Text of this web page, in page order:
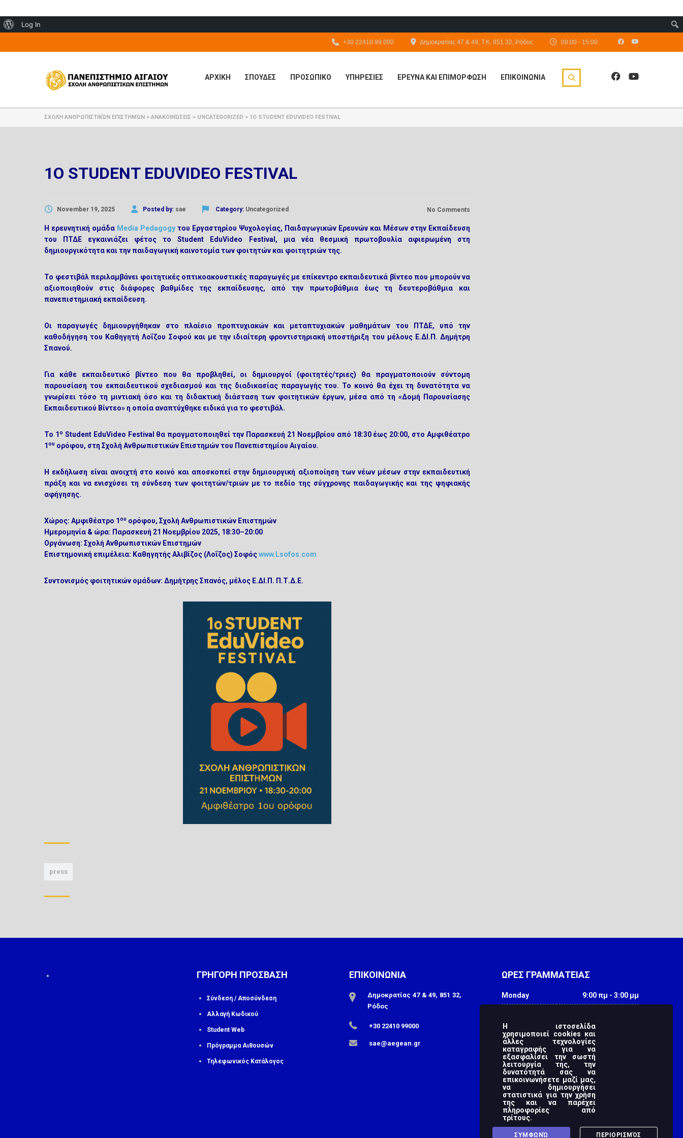
About
Log In
09:00 - 15:00
Δημοκρατίας 47 & 49, Τ.Κ. 851 32, Ρόδος
+30 22410 99 000
ΑΡΧΙΚΗ ΣΠΟΥΔΕΣ ΠΡΟΣΩΠΙΚΟ ΥΠΗΡΕΣΙΕΣ ΕΡΕΥΝΑ ΚΑΙ ΕΠΙΜΟΡΦΩΣΗ ΕΠΙΚΟΙΝΩΝΙΑ
ΣΧΟΛΉ ΑΝΘΡΩΠΙΣΤΙΚΏΝ ΕΠΙΣΤΗΜΏΝ > ΑΝΑΚΟΙΝΏΣΕΙΣ > UNCATEGORIZED > 1Ο STUDENT EDUVIDEO FESTIVAL
1Ο STUDENT EDUVIDEO FESTIVAL
November 19, 2025 Posted by: sae Category: Uncategorized No Comments
Η ερευνητική ομάδα Media Pedagogy του Εργαστηρίου Ψυχολογίας, Παιδαγωγικών Ερευνών και Μέσων στην Εκπαίδευση
του ΠΤΔΕ εγκαινιάζει φέτος τοStudent EduVideo Festival , μια νέα θεσμική πρωτοβουλία αφιερωμένη στη
δημιουργικότητα και την παιδαγωγική καινοτομία των φοιτητών και φοιτητριών της.
Το φεστιβάλ περιλαμβάνει φοιτητικές οπτικοακουστικές παραγωγές με επίκεντρο εκπαιδευτικά βίντεο που μπορούν να
αξιοποιηθούν στις διάφορες βαθμίδες της εκπαίδευσης, από την πρωτοβάθμια έως τη δευτεροβάθμια και
πανεπιστημιακή εκπαίδευση.
Οι παραγωγές δημιουργήθηκαν στο πλαίσιο προπτυχιακών και μεταπτυχιακών μαθημάτων του ΠΤΔΕ, υπό την
καθοδήγηση του Καθηγητή Λοΐζου Σοφού και με την ιδιαίτερη φροντιστηριακή υποστήριξη του μέλους Ε.ΔΙ.Π. Δημήτρη
Σπανού.
Για κάθε εκπαιδευτικό βίντεο που θα προβληθεί, οι δημιουργοί (φοιτητές/τριες) θα πραγματοποιούν σύντομη
παρουσίαση του εκπαιδευτικού σχεδιασμού και της διαδικασίας παραγωγής του. Το κοινό θα έχει τη δυνατότητα να
γνωρίσει τόσο τη μιντιακή όσο και τη διδακτική διάσταση των φοιτητικών έργων, μέσα από τη «Δομή Παρουσίασης
Εκπαιδευτικού Βίντεο» η οποία αναπτύχθηκε ειδικά για το φεστιβάλ.
Το 1ο Student EduVideo Festival θα πραγματοποιηθεί την Παρασκευή 21 Νοεμβρίου από 18:30 έως 20:00, στο Αμφιθέατρο
1ου ορόφου, στη Σχολή Ανθρωπιστικών Επιστημών του Πανεπιστημίου Αιγαίου.
Η εκδήλωση είναι ανοιχτή στο κοινό και αποσκοπεί στην δημιουργική αξιοποίηση των νέων μέσων στην εκπαιδευτική
πράξη και να ενισχύσει τη σύνδεση των φοιτητών/τριών με το πεδίο της σύγχρονης παιδαγωγικής και της ψηφιακής
αφήγησης.
Χώρος: Αμφιθέατρο 1ου ορόφου, Σχολή Ανθρωπιστικών Επιστημών
Ημερομηνία & ώρα: Παρασκευή 21 Νοεμβρίου 2025, 18:30–20:00
Οργάνωση: Σχολή Ανθρωπιστικών Επιστημών
Επιστημονική επιμέλεια: Καθηγητής Αλιβίζος (Λοΐζος) Σοφόςwww.Lsofos.com
Συντονισμός φοιτητικών ομάδων: Δημήτρης Σπανός, μέλος Ε.ΔΙ.Π. Π.Τ.Δ.Ε.
press
ΓΡΗΓΟΡΗ ΠΡΟΣΒΑΣΗ
Σύνδεση / Αποσύνδεση
Αλλαγή Κωδικού
Student Web
Πρόγραμμα Αιθουσών
Τηλεφωνικός Κατάλογος
ΕΠΙΚΟΙΝΩΝΙΑ
Δημοκρατίας 47 & 49, 851 32,
Ρόδος
+30 22410 99000
sae@aegean.gr
ΩΡΕΣ ΓΡΑΜΜΑΤΕΙΑΣ
Monday 9:00 πμ - 3:00 μμ
9:00 πμ - 3:00 μμ
Thursday 9:00 πμ - 3:00 μμ
Friday 9:00 πμ - 3:00 μμ
Saturday
Sunday
Η ιστοσελίδα
χρησιμοποιεί cookies και
άλλες τεχνολογίες
καταγραφής για να
εξασφαλίσει την σωστή
λειτουργία της, την
δυνατότητά σας να
επικοινωνήσετε μαζί μας,
να δημιουργήσει
στατιστικά για την χρήση
της και να παρέχει
πληροφορίες από
τρίτους.
ΣΥΜΦΩΝΏ ΠΕΡΙΟΡΙΣΜΌΣ